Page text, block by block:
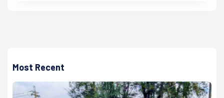
Most Recent